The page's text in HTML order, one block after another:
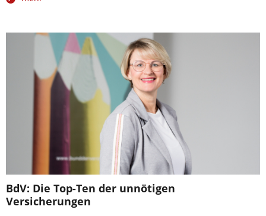
BdV: Die Top-Ten der unnötigen
Versicherungen